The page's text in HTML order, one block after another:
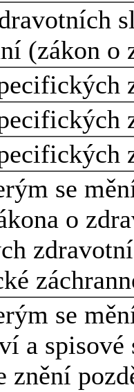
(zákon o
se
o
se
a spisové
znění